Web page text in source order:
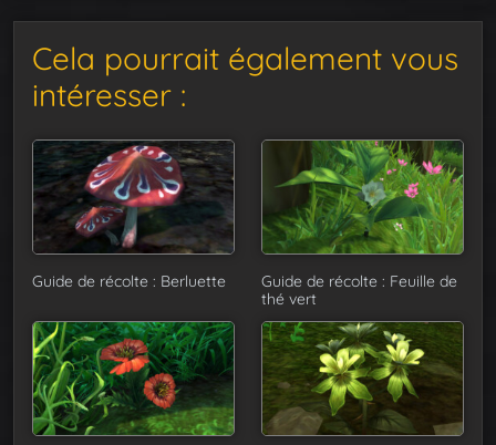
Cela pourrait également vous
intéresser :
Guide de récolte : Berluette
Guide de récolte : Feuille de
thé vert